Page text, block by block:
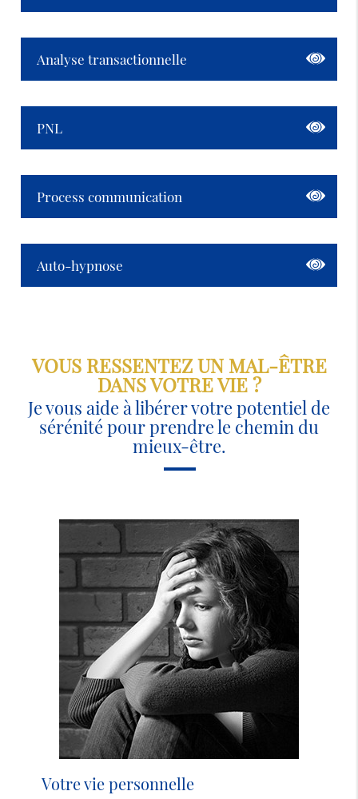
Analyse transactionnelle
PNL
Process communication
Auto-hypnose
VOUS RESSENTEZ UN MAL-ÊTRE
DANS VOTRE VIE ?
Je vous aide à libérer votre potentiel de
sérénité pour prendre le chemin du
mieux-être.
Votre vie personnelle